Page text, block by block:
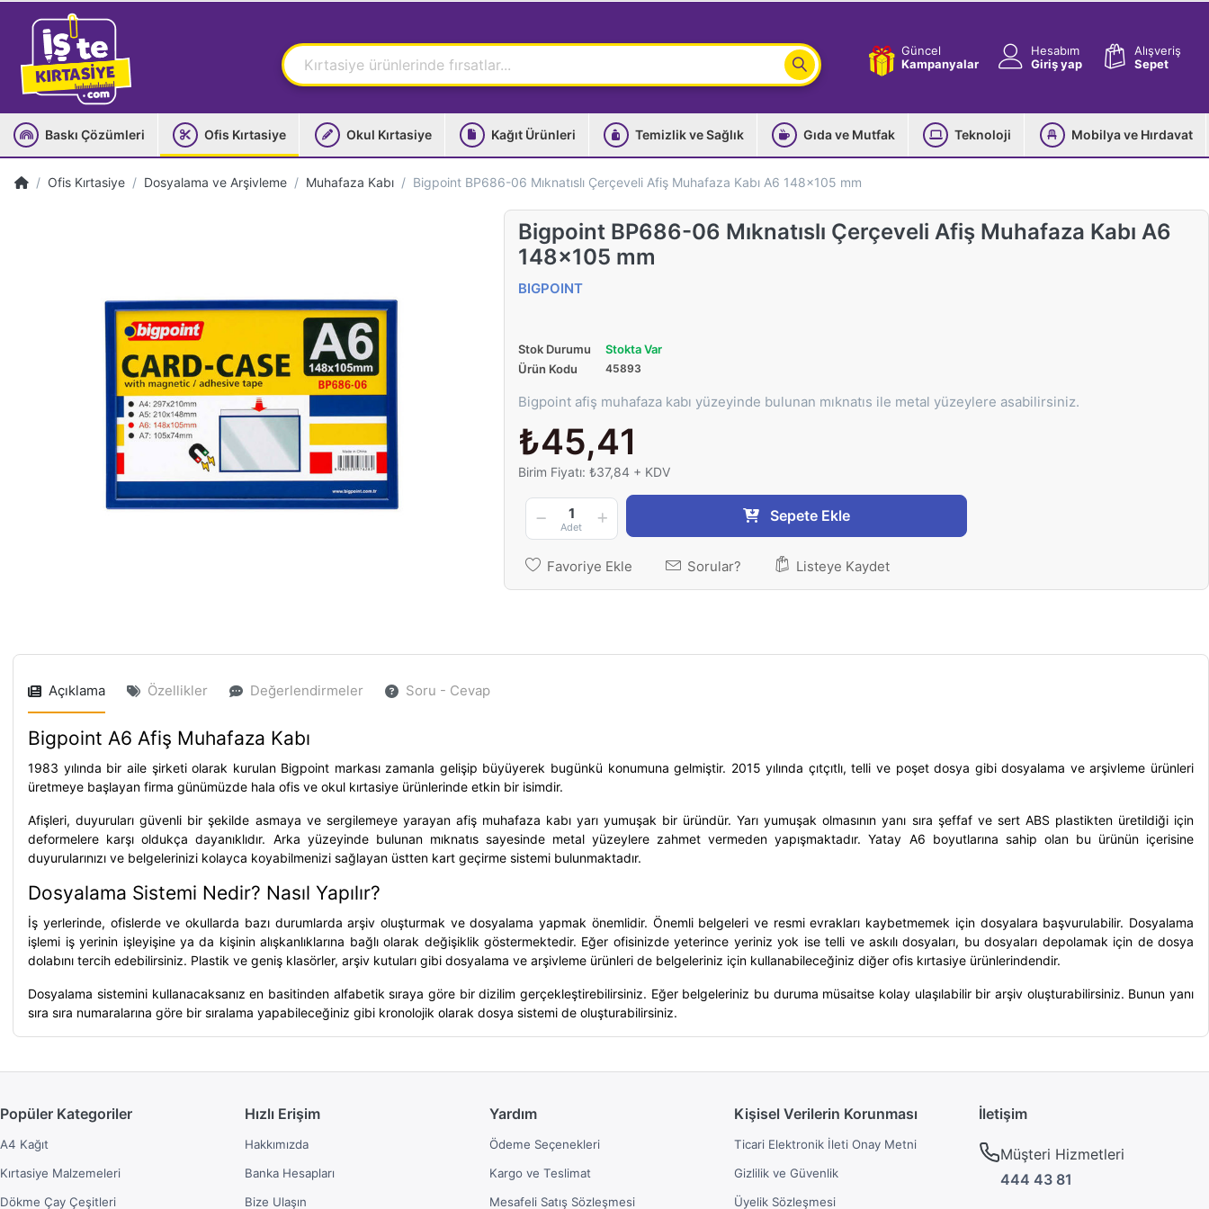
Güncel
Kampanyalar
Hesabım
Giriş yap
Alışveriş
Sepet
Baskı Çözümleri Ofis Kırtasiye Okul Kırtasiye Kağıt Ürünleri Temizlik ve Sağlık Gıda ve Mutfak Teknoloji Mobilya ve Hırdavat
Ofis Kırtasiye Dosyalama ve Arşivleme Muhafaza Kabı Bigpoint BP686-06 Mıknatıslı Çerçeveli Afiş Muhafaza Kabı A6 148x105 mm
Bigpoint BP686-06 Mıknatıslı Çerçeveli Afiş Muhafaza Kabı A6
148x105 mm
BIGPOINT
Stok Durumu
Stokta Var
Ürün Kodu
45893
Bigpoint afiş muhafaza kabı yüzeyinde bulunan mıknatıs ile metal yüzeylere asabilirsiniz.
₺45,41
Birim Fiyatı: ₺37,84 + KDV
1
Adet
Sepete Ekle
Favoriye Ekle Sorular? Listeye Kaydet
Açıklama Özellikler Değerlendirmeler Soru - Cevap
Bigpoint A6 Afiş Muhafaza Kabı
1983 yılında bir aile şirketi olarak kurulan Bigpoint markası zamanla gelişip büyüyerek bugünkü konumuna gelmiştir. 2015 yılında çıtçıtlı, telli ve poşet dosya gibi dosyalama ve arşivleme ürünleri
üretmeye başlayan firma günümüzde hala ofis ve okul kırtasiye ürünlerinde etkin bir isimdir.
Afişleri, duyuruları güvenli bir şekilde asmaya ve sergilemeye yarayan afiş muhafaza kabıyarı yumuşak bir üründür. Yarı yumuşak olmasının yanı sıra şeffaf ve sert ABS plastikten üretildiği için
deformelere karşı oldukça dayanıklıdır. Arka yüzeyinde bulunan mıknatıs sayesinde metal yüzeylere zahmet vermeden yapışmaktadır.Yatay A6 boyutlarına sahip olan bu ürünün içerisine
duyurularınızı ve belgelerinizi kolayca koyabilmenizi sağlayan üstten kart geçirme sistemi bulunmaktadır.
Dosyalama Sistemi Nedir? Nasıl Yapılır?
İş yerlerinde, ofislerde ve okullarda bazı durumlarda arşiv oluşturmak ve dosyalama yapmak önemlidir. Önemli belgeleri ve resmi evrakları kaybetmemek için dosyalara başvurulabilir. Dosyalama
işlemi iş yerinin işleyişine ya da kişinin alışkanlıklarına bağlı olarak değişiklik göstermektedir. Eğer ofisinizde yeterince yeriniz yok ise telli ve askılı dosyaları, bu dosyaları depolamak için de dosya
dolabını tercih edebilirsiniz. Plastik ve geniş klasörler, arşiv kutuları gibi dosyalama ve arşivleme ürünleri de belgeleriniz için kullanabileceğiniz diğerofis kırtasiye ürünlerindendir.
Dosyalama sistemini kullanacaksanız en basitinden alfabetik sıraya göre bir dizilim gerçekleştirebilirsiniz. Eğer belgeleriniz bu duruma müsaitse kolay ulaşılabilir bir arşiv oluşturabilirsiniz. Bunun yanı
sıra sıra numaralarına göre bir sıralama yapabileceğiniz gibi kronolojik olarak dosya sistemi de oluşturabilirsiniz.
Popüler Kategoriler
A4 Kağıt
Kırtasiye Malzemeleri
Dökme Çay Çeşitleri
Hızlı Erişim
Hakkımızda
Banka Hesapları
Bize Ulaşın
Yardım
Ödeme Seçenekleri
Kargo ve Teslimat
Mesafeli Satış Sözleşmesi
Kişisel Verilerin Korunması
Ticari Elektronik İleti Onay Metni
Gizlilik ve Güvenlik
Üyelik Sözleşmesi
İletişim
Müşteri Hizmetleri
444 43 81